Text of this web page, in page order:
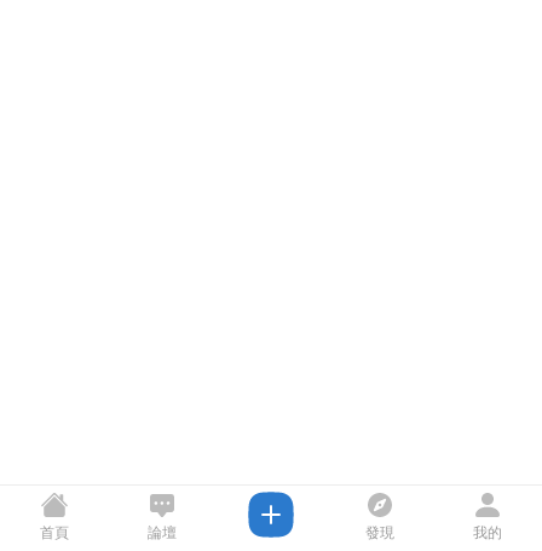
首頁 論壇 發現 我的